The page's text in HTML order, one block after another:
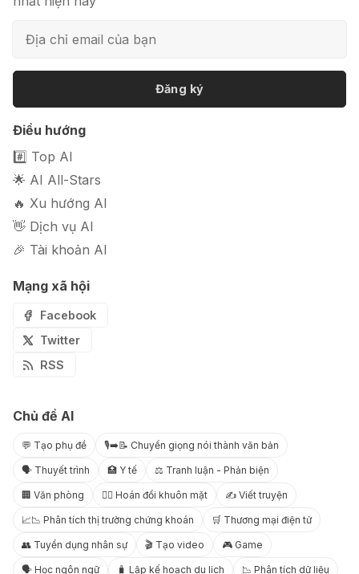
ảnh sản phẩm chuyên nghiệp
Đăng ký
Điều hướng
#️⃣ Top AI
🌟 AI All-Stars
🔥 Xu hướng AI
👋 Dịch vụ AI
🎉 Tài khoản AI
Mạng xã hội
Facebook
Twitter
RSS
Chủ đề AI
💬 Tạo phụ đề 🎙️➡️📝 Chuyển giọng nói thành văn bản
🗣️ Thuyết trình 🏥 Y tế ⚖️ Tranh luận - Phản biện
🏢 Văn phòng 😶‍🌫️ Hoán đổi khuôn mặt ✍️ Viết truyện
📈📉 Phân tích thị trường chứng khoán 🛒 Thương mại điện tử
👥 Tuyển dụng nhân sự 🎬 Tạo video 🎮 Game
🗣️ Học ngôn ngữ 🧳 Lập kế hoạch du lịch 📉 Phân tích dữ liệu